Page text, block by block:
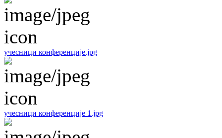
учесници конференције.jpg
учесници конференције 1.jpg